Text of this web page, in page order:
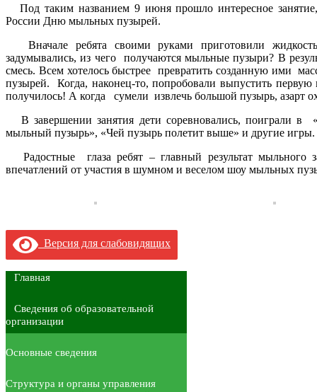
Под таким названием 9 июня прошло интересное
России Дню мыльных пузырей.
Вначале ребята своими руками приготовили
задумывались, из чего получаются мыльные пузыри? В
смесь. Всем хотелось быстрее превратить созданную ими
пузырей. Когда, наконец-то, попробовали выпустить
получилось! А когда сумели извлечь большой пузырь, азарт
В завершении занятия дети соревновались, поиграли
мыльный пузырь», «Чей пузырь полетит выше» и другие игры.
Радостные глаза ребят – главный результат мыльного
впечатлений от участия в шумном и веселом шоу мыльных
Версия для слабовидящих
Главная
Сведения об образовательной
организации
Основные сведения
Структура и органы управления